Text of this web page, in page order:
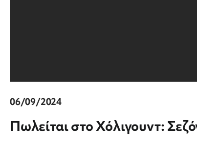
06/09/2024
Πωλείται στο Χόλιγουντ: